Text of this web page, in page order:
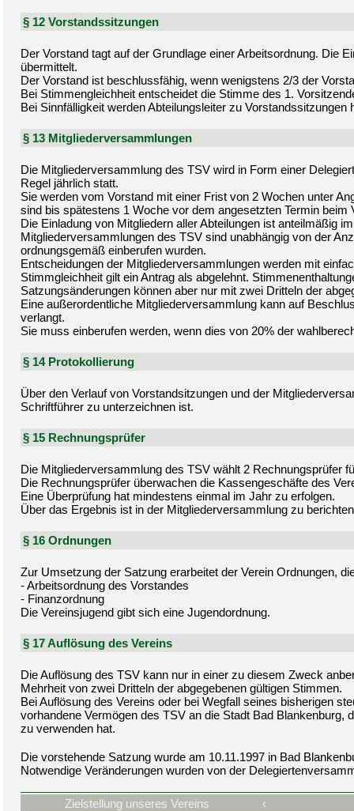
§ 12 Vorstandssitzungen
Der Vorstand tagt auf der Grundlage einer Arbeitsordnung. Die
übermittelt.
Der Vorstand ist beschlussfähig, wenn wenigstens 2/3 der
Bei Stimmengleichheit entscheidet die Stimme des 1.
Bei Sinnfälligkeit werden Abteilungsleiter zu Vorstandssitzungen
§ 13 Mitgliederversammlungen
Die Mitgliederversammlung des TSV wird in Form einer
Regel jährlich statt.
Sie werden vom Vorstand mit einer Frist von 2 Wochen unter
sind bis spätestens 1 Woche vor dem angesetzten Termin
Die Einladung von Mitgliedern aller Abteilungen ist anteilmäßig
Mitgliederversammlungen des TSV sind unabhängig von der
ordnungsgemäß einberufen wurden.
Entscheidungen der Mitgliederversammlungen werden mit
Stimmgleichheit gilt ein Antrag als abgelehnt.
Satzungsänderungen können aber nur mit zwei Dritteln der
Eine außerordentliche Mitgliederversammlung kann auf
verlangt.
Sie muss einberufen werden, wenn dies von 20% der
§ 14 Protokollierung
Über den Verlauf von Vorstandsitzungen und der
Schriftführer zu unterzeichnen ist.
§ 15 Rechnungsprüfer
Die Mitgliederversammlung des TSV wählt 2 Rechnungsprüfer
Die Rechnungsprüfer überwachen die Kassengeschäfte des
Eine Überprüfung hat mindestens einmal im Jahr zu erfolgen.
Über das Ergebnis ist in der Mitgliederversammlung zu
§ 16 Ordnungen
Zur Umsetzung der Satzung erarbeitet der Verein Ordnungen,
- Arbeitsordnung des Vorstandes
- Finanzordnung
Die Vereinsjugend gibt sich eine Jugendordnung.
§ 17 Auflösung des Vereins
Die Auflösung des TSV kann nur in einer zu diesem Zweck
Mehrheit von zwei Dritteln der abgegebenen gültigen Stimmen.
Bei Auflösung des Vereins oder bei Wegfall seines bisherigen
vorhandene Vermögen des TSV an die Stadt Bad
zu verwenden hat.
Die vorstehende Satzung wurde am 10.11.1997 in Bad
Notwendige Veränderungen wurden von der
Zielstellung unseres Vereins
‹